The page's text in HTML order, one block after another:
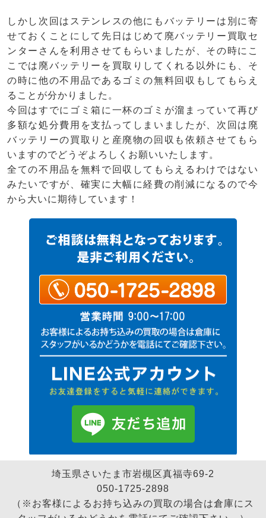
しかし次回はステンレスの他にもバッテリーは別に寄
せておくことにして先日はじめて廃バッテリー買取セ
ンターさんを利用させてもらいましたが、その時にこ
こでは廃バッテリーを買取りしてくれる以外にも、そ
の時に他の不用品であるゴミの無料回収もしてもらえ
ることが分かりました。
今回はすでにゴミ箱に一杯のゴミが溜まっていて再び
多額な処分費用を支払ってしまいましたが、次回は廃
バッテリーの買取りと産廃物の回収も依頼させてもら
いますのでどうぞよろしくお願いいたします。
全ての不用品を無料で回収してもらえるわけではない
みたいですが、確実に大幅に経費の削減になるので今
から大いに期待しています！
埼玉県さいたま市岩槻区真福寺69-2
050-1725-2898
（※お客様によるお持ち込みの買取の場合は倉庫にス